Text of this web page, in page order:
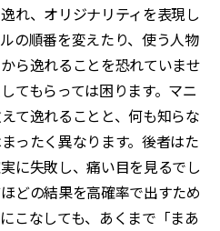
れ、オリジナリティを表現し
の順番を変えたり、使う人物
ら逸れることを恐れていませ
てもらっては困ります。マニ
て逸れることと、何も知らな
ったく異なります。後者はた
に失敗し、痛い目を見るでし
どの結果を高確率で出すため
こなしても、あくまで「まあ